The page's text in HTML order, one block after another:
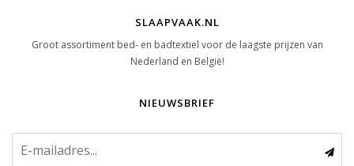
SLAAPVAAK.NL
Groot assortiment bed- en badtextiel voor de laagste prijzen van
Nederland en België!
NIEUWSBRIEF